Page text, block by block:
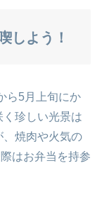
しよう！
ら5月上旬にか
珍しい光景は
焼肉や火気の
はお弁当を持参